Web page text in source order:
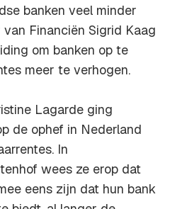
banken veel minder
Financiën Sigrid Kaag
om banken op te
meer te verhogen.
Lagarde ging
de ophef in Nederland
In
wees ze erop dat
eens zijn dat hun bank